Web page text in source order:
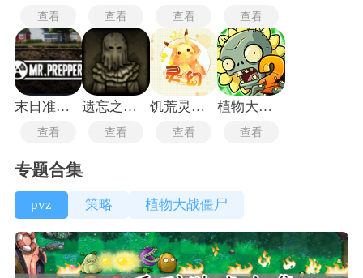
查看 查看 查看 查看
末日准备狂
查看
遗忘之丘纪念品
查看
饥荒灵幻版最新版
查看
植物大战僵尸2老版本
查看
专题合集
pvz 策略 植物大战僵尸